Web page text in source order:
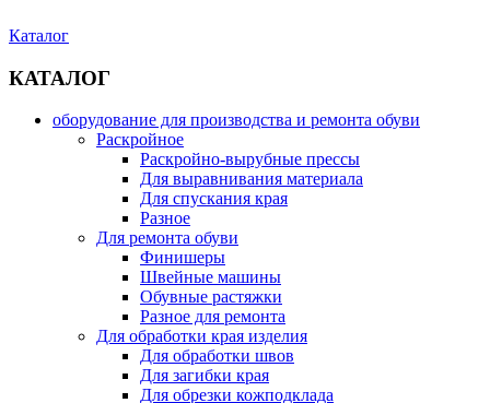
Каталог
КАТАЛОГ
оборудование для производства и ремонта обуви
Раскройное
Раскройно-вырубные прессы
Для выравнивания материала
Для спускания края
Разное
Для ремонта обуви
Финишеры
Швейные машины
Обувные растяжки
Разное для ремонта
Для обработки края изделия
Для обработки швов
Для загибки края
Для обрезки кожподклада